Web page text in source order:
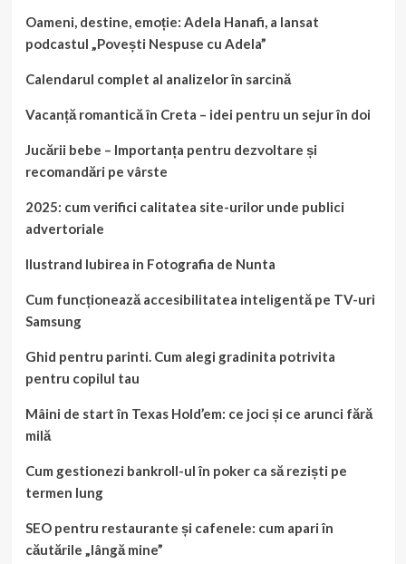
Oameni, destine, emoție: Adela Hanafi, a lansat
podcastul „Povești Nespuse cu Adela”
Calendarul complet al analizelor în sarcină
Vacanță romantică în Creta – idei pentru un sejur în doi
Jucării bebe – Importanța pentru dezvoltare și
recomandări pe vârste
2025: cum verifici calitatea site-urilor unde publici
advertoriale
Ilustrand Iubirea in Fotografia de Nunta
Cum funcționează accesibilitatea inteligentă pe TV-uri
Samsung
Ghid pentru parinti. Cum alegi gradinita potrivita
pentru copilul tau
Mâini de start în Texas Hold’em: ce joci și ce arunci fără
milă
Cum gestionezi bankroll-ul în poker ca să reziști pe
termen lung
SEO pentru restaurante și cafenele: cum apari în
căutările „lângă mine”